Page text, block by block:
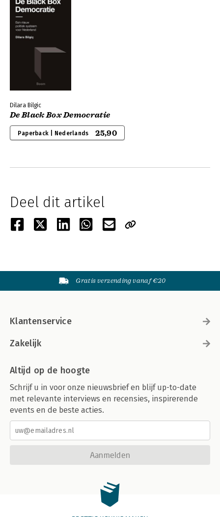
Dilara Bilgic
De Black Box Democratie
Paperback | Nederlands 25,90
Deel dit artikel
Gratis verzending vanaf €20
Klantenservice
Zakelijk
Altijd op de hoogte
Schrijf u in voor onze nieuwsbrief en blijf up-to-date
met relevante interviews en recensies, inspirerende
events en de beste acties.
Aanmelden